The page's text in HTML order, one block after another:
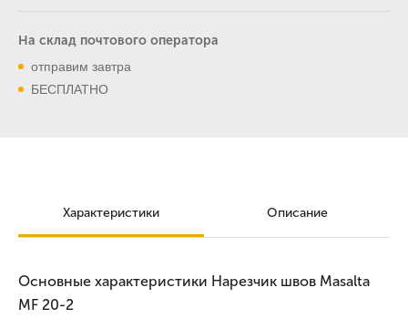
На склад почтового оператора
отправим завтра
БЕСПЛАТНО
Характеристики Описание
Основные характеристики Нарезчик швов Masalta
MF 20-2